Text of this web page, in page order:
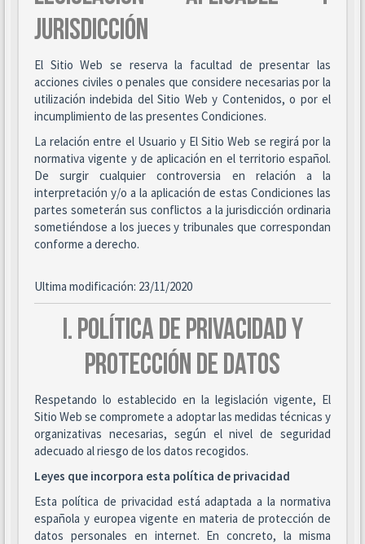
JURISDICCIÓN
El Sitio Web se reserva la facultad de presentar las
acciones civiles o penales que considere necesarias por la
utilización indebida del Sitio Web y Contenidos, o por el
incumplimiento de las presentes Condiciones.
La relación entre el Usuario y El Sitio Web se regirá por la
normativa vigente y de aplicación en el territorio español.
De surgir cualquier controversia en relación a la
interpretación y/o a la aplicación de estas Condiciones las
partes someterán sus conflictos a la jurisdicción ordinaria
sometiéndose a los jueces y tribunales que correspondan
conforme a derecho.
Ultima modificación: 23/11/2020
I. POLÍTICA DE PRIVACIDAD Y
PROTECCIÓN DE DATOS
Respetando lo establecido en la legislación vigente, El
Sitio Web se compromete a adoptar las medidas técnicas y
organizativas necesarias, según el nivel de seguridad
adecuado al riesgo de los datos recogidos.
Leyes que incorpora esta política de privacidad
Esta política de privacidad está adaptada a la normativa
española y europea vigente en materia de protección de
datos personales en internet. En concreto, la misma